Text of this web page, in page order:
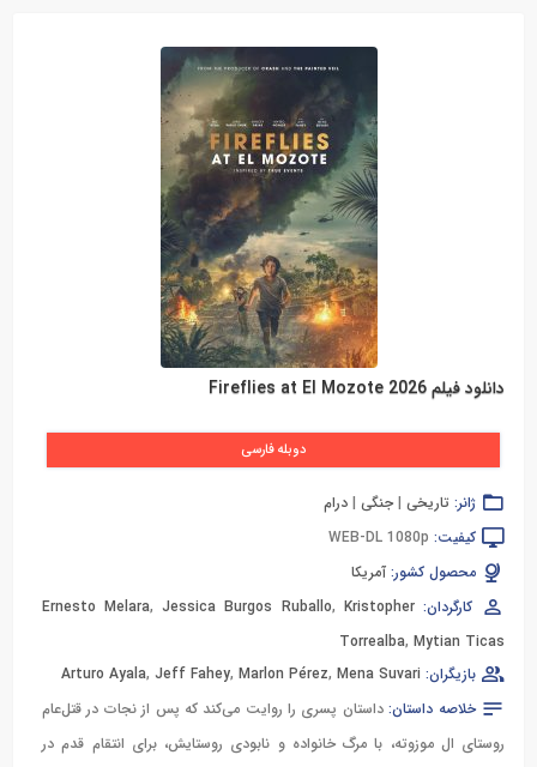
دانلود فیلم Fireflies at El Mozote 2026
دوبله فارسی
ژانر: تاریخی | جنگی | درام
کیفیت: WEB-DL 1080p
محصول کشور: آمریکا
کارگردان:
Ernesto Melara,Jessica Burgos Ruballo, Kristopher
Torrealba, Mytian Ticas
بازیگران:
Arturo Ayala, Jeff Fahey, Marlon Pérez, Mena Suvari
خلاصه داستان:داستان پسری را روایت می‌کند که پس از نجات در قتل‌عام
روستای ال موزوته، با مرگ خانواده و نابودی روستایش، برای انتقام قدم در